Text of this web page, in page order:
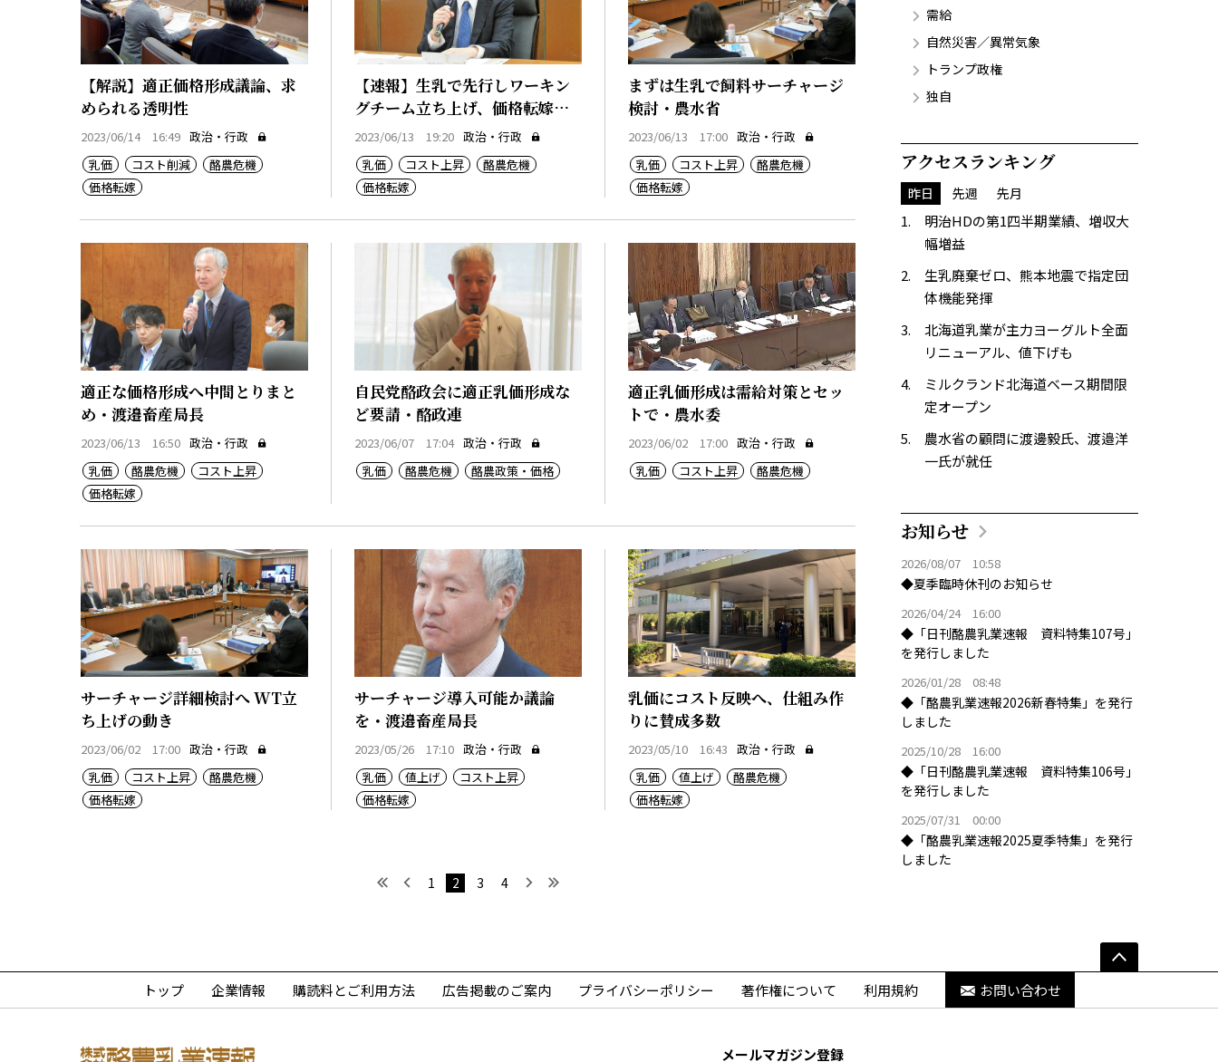
【解説】適正価格形成議論、求
められる透明性
2023/06/14 16:49 政治・行政
乳価
コスト削減
酪農危機
価格転嫁
【速報】生乳で先行しワーキン
グチーム立ち上げ、価格転嫁で
農水省
2023/06/13 19:20 政治・行政
乳価
コスト上昇
酪農危機
価格転嫁
まずは生乳で飼料サーチャージ
検討・農水省
2023/06/13 17:00 政治・行政
乳価
コスト上昇
酪農危機
価格転嫁
適正な価格形成へ中間とりまと
め・渡邉畜産局長
2023/06/13 16:50 政治・行政
乳価
酪農危機
コスト上昇
価格転嫁
自民党酪政会に適正乳価形成な
ど要請・酪政連
2023/06/07 17:04 政治・行政
乳価
酪農危機 酪農政策・価格
適正乳価形成は需給対策とセッ
トで・農水委
2023/06/02 17:00 政治・行政
乳価
コスト上昇 酪農危機
サーチャージ詳細検討へ WT立
ち上げの動き
2023/06/02 17:00 政治・行政
乳価
コスト上昇
酪農危機
価格転嫁
サーチャージ導入可能か議論
を・渡邉畜産局長
2023/05/26 17:10 政治・行政
乳価
値上げ
コスト上昇
価格転嫁
乳価にコスト反映へ、仕組み作
りに賛成多数
2023/05/10 16:43 政治・行政
乳価
値上げ
酪農危機
価格転嫁
最初へ 前へ
1 2 3 4 次へ最後へ
需給
自然災害／異常気象
トランプ政権
独自
アクセスランキング
昨日 先週 先月
明治HDの第1四半期業績、増収大
幅増益
生乳廃棄ゼロ、熊本地震で指定団
体機能発揮
北海道乳業が主力ヨーグルト全面
リニューアル、値下げも
ミルクランド北海道ベース期間限
定オープン
農水省の顧問に渡邊毅氏、渡邉洋
一氏が就任
お知らせ
2026/08/07 10:58
◆夏季臨時休刊のお知らせ
2026/04/24 16:00
◆「日刊酪農乳業速報 資料特集107号」
を発行しました
2026/01/28 08:48
◆「酪農乳業速報2026新春特集」を発行
しました
2025/10/28 16:00
◆「日刊酪農乳業速報 資料特集106号」
を発行しました
2025/07/31 00:00
◆「酪農乳業速報2025夏季特集」を発行
しました
トップ 企業情報 購読料とご利用方法 広告掲載のご案内 プライバシーポリシー 著作権について 利用規約 お問い合わせ
メールマガジン登録